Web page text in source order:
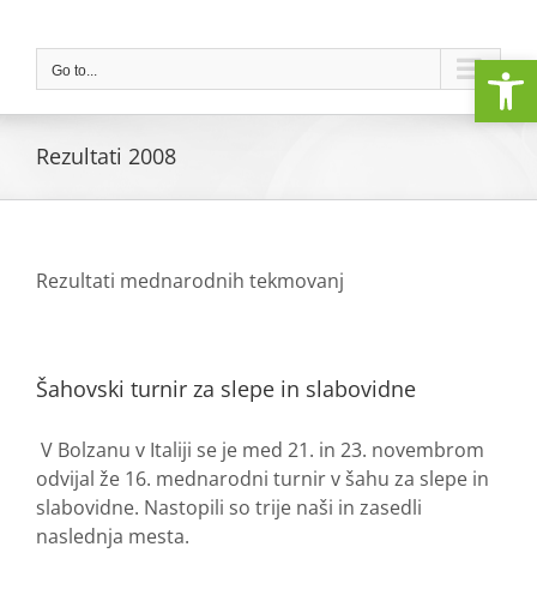
contentGo to...
Rezultati 2008
Rezultati mednarodnih tekmovanj
Šahovski turnir za slepe in slabovidne
V Bolzanu v Italiji se je med 21. in 23. novembrom
odvijal že 16. mednarodni turnir v šahu za slepe in
slabovidne. Nastopili so trije naši in zasedli
naslednja mesta.